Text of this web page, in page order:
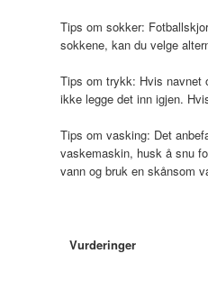
Tips om sokker:
sokkene, kan du velge
Tips om trykk: Hvis navnet
ikke legge det inn igjen.
Tips om vasking: Det
vaskemaskin, husk å snu
vann og bruk en skånsom
Vurderinger